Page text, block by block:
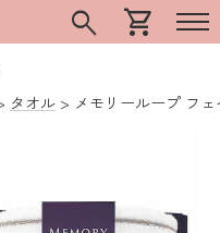
search shopping_cart
タオル メモリーループ フ